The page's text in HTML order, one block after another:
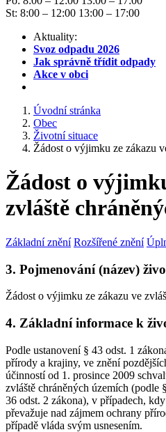
St: 8:00 – 12:00 13:00 – 17:00
Aktuality:
Svoz odpadu 2026
Jak správně třídit odpady
Akce v obci
Úvodní stránka
Obec
Životní situace
Žádost o výjimku ze zákazu
Žádost o
zvláště
Základní znění Rozšířené znění
3. Pojmenování (název)
Žádost o výjimku ze zákazu ve
4. Základní informace k
Podle ustanovení § 43 odst. 1
přírody a krajiny, ve znění
účinností od 1. prosince 2009
zvláště chráněných územích (podle
36 odst. 2 zákona), v případech,
převažuje nad zájmem ochrany
případě vláda svým usnesením.